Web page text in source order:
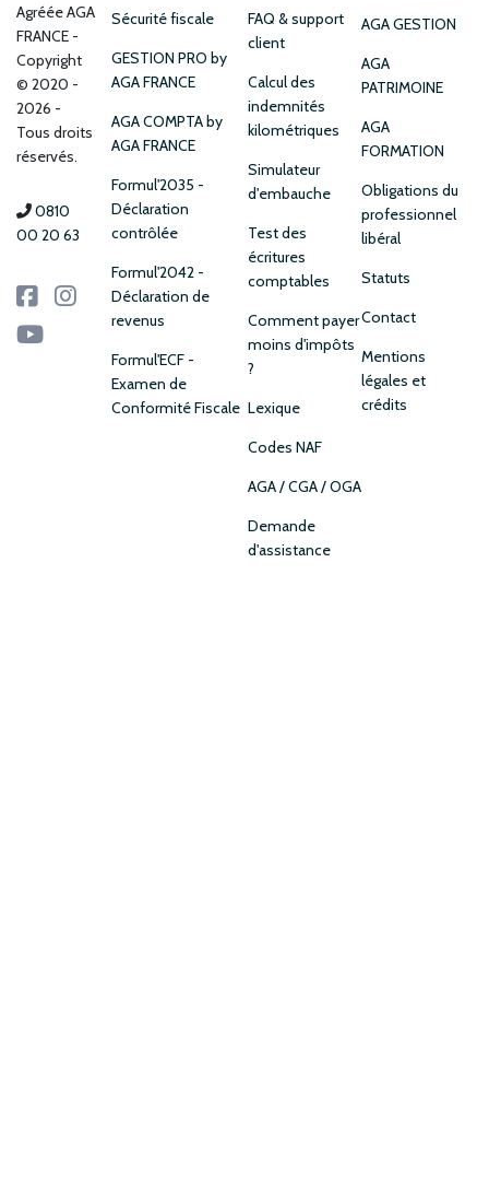
Agréée AGA
FRANCE
Copyright
© 2020 -
2026 -
Tous droits
réservés.
0810
00 20 63
Sécurité fiscale
GESTION PRO by
AGA FRANCE
AGA COMPTA by
AGA FRANCE
Formul'2035 -
Déclaration
contrôlée
Formul'2042 -
Déclaration de
revenus
Formul'ECF -
Examen de
Conformité Fiscale
FAQ & support
client
Calcul des
indemnités
kilométriques
Simulateur
d'embauche
Test des
écritures
comptables
Comment payer
moins d'impôts
?
Lexique
Codes NAF
AGA / CGA / OGA
Demande
d'assistance
AGA GESTION
AGA
PATRIMOINE
AGA
FORMATION
Obligations du
professionnel
libéral
Statuts
Contact
Mentions
légales et
crédits